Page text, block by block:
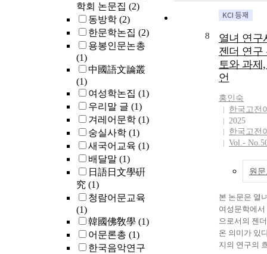
학회 논문집 (2)
동방학 (2)
한문학논집 (2)
용봉인문논총
(1)
中國語文論叢
(1)
여성학논집 (1)
우리말 글 (1)
겨레어문학 (1)
숭실사학 (1)
새국어교육 (1)
배달말 (1)
日語日文學硏
究 (1)
청람어문교육
(1)
韓國佛敎學 (1)
어문론총 (1)
한국음악연구
of Protestant
discussions,
the existing
neoliberalism
divided into
Hayek, which
neoliberal
earnest, the
criticism of
features and
terms of
justice, and
analysis of
유주의 논의
계의 연구사
있다. 필자는
rules to
thematic
the research
categories:
diffusion of
rules, and
phenomena
dialects. The
analysis of
after the 2000s
studies on the
formalization
but also
linguistic
perceptions
on individual
historical
Eongan
and 1980s
for Park In-
resistance
dealing with
frivolous
perception of
early 1990s,
scarcity of
history,
portrayed
of the
and North
1990s,
his
perception of
aspects, with
trying to
poet. Since
의 반작용이
후자의 작용
서부터 연구
하다가 2000
주의 이론의
극적인 양태
논의들은 그
족적 이데올
영진과 그 텍
롭게 인식하
연구사적 의
새로운 논의
진과 그 텍스
는 책임을 지
에서 어떤 불
어 내는데, 이
끊임없이 출
의를 통해 확인
는 『정신현
에서 발표된
한 모든 논문,
『역사철학
『미학』, 『
『기타』 등
의 범위는 공
목적으로 해
학위논문이
별적 연구자
게 학술지에
논문, 즉 단
누어져 다루
이제까지
집한 결과에
헤겔과 관련
문은 총 270
리고 단논문
8
열녀 연구
젠더 연구
토와 과제
언
홍인숙
한국고전
2025
한국고전
Vol.-
원
본 논문은 열
여성문학에
으로서의 젠
온 의미가 있
지의 연구의